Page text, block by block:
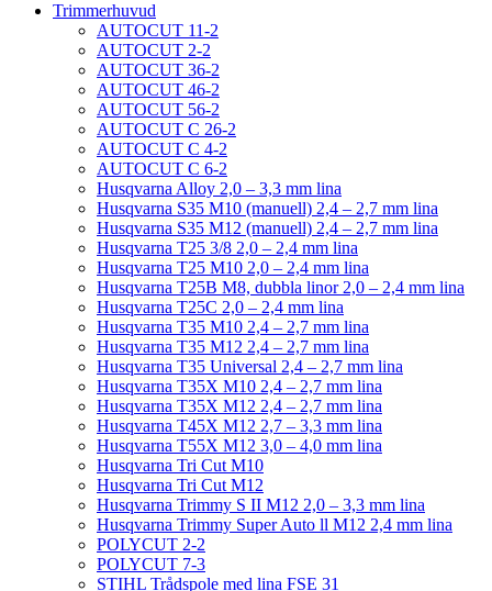
Trimmerhuvud
AUTOCUT 11-2
AUTOCUT 2-2
AUTOCUT 36-2
AUTOCUT 46-2
AUTOCUT 56-2
AUTOCUT C 26-2
AUTOCUT C 4-2
AUTOCUT C 6-2
Husqvarna Alloy 2,0 – 3,3 mm lina
Husqvarna S35 M10 (manuell) 2,4 – 2,7 mm lina
Husqvarna S35 M12 (manuell) 2,4 – 2,7 mm lina
Husqvarna T25 3/8 2,0 – 2,4 mm lina
Husqvarna T25 M10 2,0 – 2,4 mm lina
Husqvarna T25B M8, dubbla linor 2,0 – 2,4 mm lina
Husqvarna T25C 2,0 – 2,4 mm lina
Husqvarna T35 M10 2,4 – 2,7 mm lina
Husqvarna T35 M12 2,4 – 2,7 mm lina
Husqvarna T35 Universal 2,4 – 2,7 mm lina
Husqvarna T35X M10 2,4 – 2,7 mm lina
Husqvarna T35X M12 2,4 – 2,7 mm lina
Husqvarna T45X M12 2,7 – 3,3 mm lina
Husqvarna T55X M12 3,0 – 4,0 mm lina
Husqvarna Tri Cut M10
Husqvarna Tri Cut M12
Husqvarna Trimmy S II M12 2,0 – 3,3 mm lina
Husqvarna Trimmy Super Auto ll M12 2,4 mm lina
POLYCUT 2-2
POLYCUT 7-3
STIHL Trådspole med lina FSE 31